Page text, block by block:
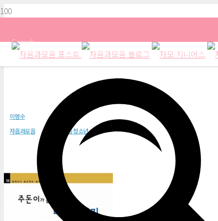
Search
주돈이가 들려주는 태극 이야기
이명수
자음과모음
자음과모음 청소년